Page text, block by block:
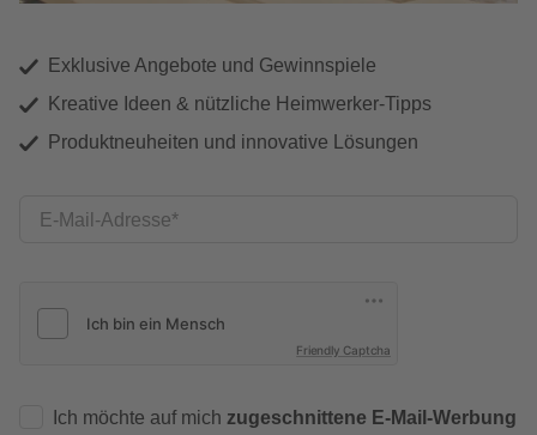
Exklusive Angebote und Gewinnspiele
Kreative Ideen & nützliche Heimwerker-Tipps
Produktneuheiten und innovative Lösungen
E-Mail-Adresse
Friendly Captcha
Ich möchte auf mich zugeschnittene E-Mail-Werbung